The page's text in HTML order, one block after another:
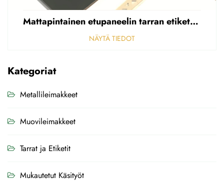
Mattapintainen etupaneelin tarran etiketti, reikäinen sumea, 0,25 mm paksuinen polycarbonaatti-/PVC-tarran etiketti
NÄYTÄ TIEDOT
Kategoriat
Metallileimakkeet
Muovileimakkeet
Tarrat ja Etiketit
Mukautetut Käsityöt